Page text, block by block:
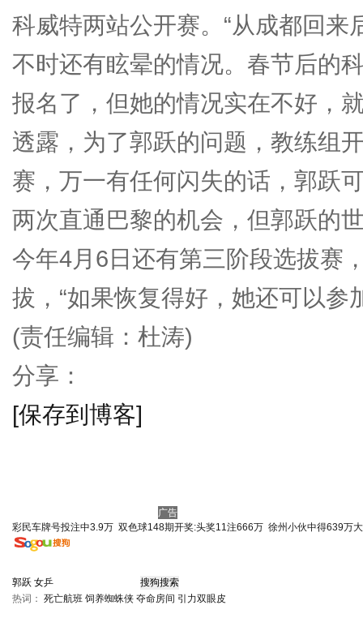
科威特两站公开赛。“从成都回
不时还有眩晕的情况。春节后的
报名了，但她的情况实在不好，
透露，为了郭跃的问题，教练组
赛，万一有任何闪失的话，郭跃
两次直通巴黎的机会，但郭跃的
今年4月6日还有第三阶段选拔赛
拔，“如果恢复得好，她还可以参
(责任编辑：杜涛)
分享：
[保存到博客]
广告
彩民车牌号投注中3.9万 双色球148期开奖:头奖11注666万 徐州小伙中得639万
热词： 死亡航班 饲养蜘蛛侠 夺命房间 引力双眼皮